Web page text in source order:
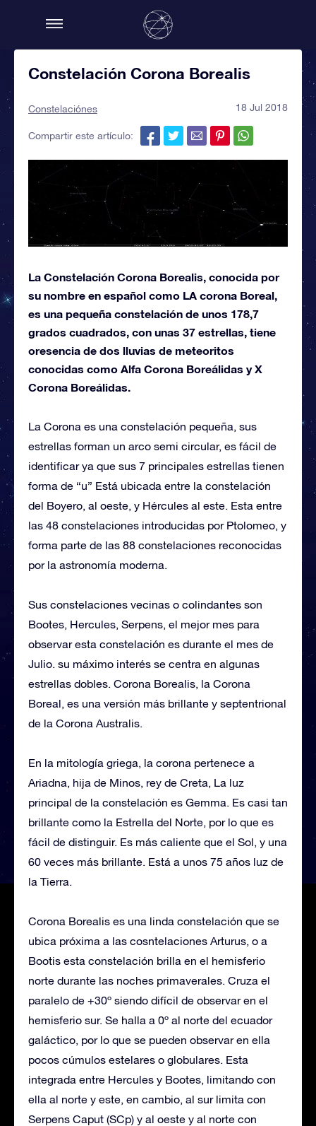
Constelación Corona Borealis
Constelaciónes 18 Jul 2018
Compartir este artículo:
La Constelación Corona Borealis, conocida por
su nombre en español como LA corona Boreal,
es una pequeña constelación de unos 178,7
grados cuadrados, con unas 37 estrellas, tiene
oresencia de dos lluvias de meteoritos
conocidas como Alfa Corona Boreálidas y X
Corona Boreálidas.
La Corona es una constelación pequeña, sus
estrellas forman un arco semi circular, es fácil de
identificar ya que sus 7 principales estrellas tienen
forma de “u” Está ubicada entre la constelación
del Boyero, al oeste, y Hércules al este. Esta entre
las 48 constelaciones introducidas por Ptolomeo, y
forma parte de las 88 constelaciones reconocidas
por la astronomía moderna.
Sus constelaciones vecinas o colindantes son
Bootes, Hercules, Serpens, el mejor mes para
observar esta constelación es durante el mes de
Julio. su máximo interés se centra en algunas
estrellas dobles. Corona Borealis, la Corona
Boreal, es una versión más brillante y septentrional
de la Corona Australis.
En la mitología griega, la corona pertenece a
Ariadna, hija de Minos, rey de Creta, La luz
principal de la constelación es Gemma. Es casi tan
brillante como la Estrella del Norte, por lo que es
fácil de distinguir. Es más caliente que el Sol, y una
60 veces más brillante. Está a unos 75 años luz de
la Tierra.
Corona Borealis es una linda constelación que se
ubica próxima a las cosntelaciones Arturus, o a
Bootis esta constelación brilla en el hemisferio
norte durante las noches primaverales. Cruza el
paralelo de +30º siendo difícil de observar en el
hemisferio sur. Se halla a 0º al norte del ecuador
galáctico, por lo que se pueden observar en ella
pocos cúmulos estelares o globulares. Esta
integrada entre Hercules y Bootes, limitando con
ella al norte y este, en cambio, al sur limita con
Serpens Caput (SCp) y al oeste y al norte con